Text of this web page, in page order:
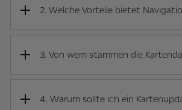
2. Welche Vorteile bietet
3. Von wem stammen die
4. Warum sollte ich ein